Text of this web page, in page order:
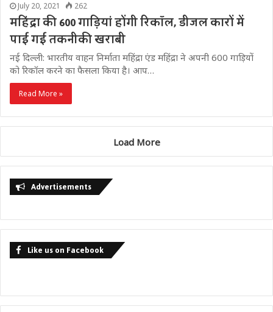
July 20, 2021 262
महिंद्रा की 600 गाड़ियां होंगी रिकॉल, डीजल कारों में
पाई गई तकनीकी खराबी
नई दिल्ली: भारतीय वाहन निर्माता महिंद्रा एंड महिंद्रा ने अपनी 600 गाड़ियों
को रिकॉल करने का फैसला किया है। आप…
Read More »
Load More
Advertisements
Like us on Facebook